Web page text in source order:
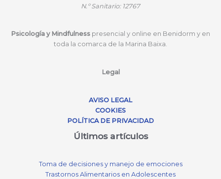
N.ºSanitario: 12767
Psicología y Mindfulness presencial y online en Benidorm y en
toda la comarca de la Marina Baixa.
Legal
AVISO LEGAL
COOKIES
POLÍTICA DE PRIVACIDAD
Últimos artículos
Toma de decisiones y manejo de emociones
Trastornos Alimentarios en Adolescentes